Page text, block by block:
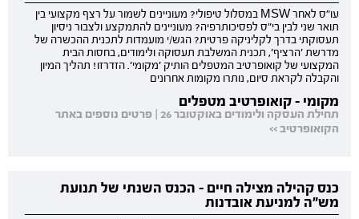
עו"ס לאחר MSW במסלול טיפולי? מעוניינים לשמור על רצף מקצועי בין
תואר שני לבין בי"ס לפסיכותרפיה? מעוניינים להתמקצע ולצבור ניסיון
תעסוקתי בדרך לקליניקה פרטית? הגש/י מועמדות לתכנית ההכשרה של
מדרשת 'הרציף', תכנית המשלבת תעסוקה ולימודים, בחסות הבית
המקצועי של קואופרטיב המטפלים הותיק 'מקומי'. הזדרזו! תהליך המיון
והקבלה לקראת סיום, נותרו מקומות אחרונים
מקומי - קואופרטיב מטפלים
תחילת העסקה ולימודים באוקטובר 26 | פרטים נוספים באתר
הקואופרטיב >>
כנס קהילה מצילה חיים - הכנס השנתי של תנועת
מש"ה למניעת אובדנות